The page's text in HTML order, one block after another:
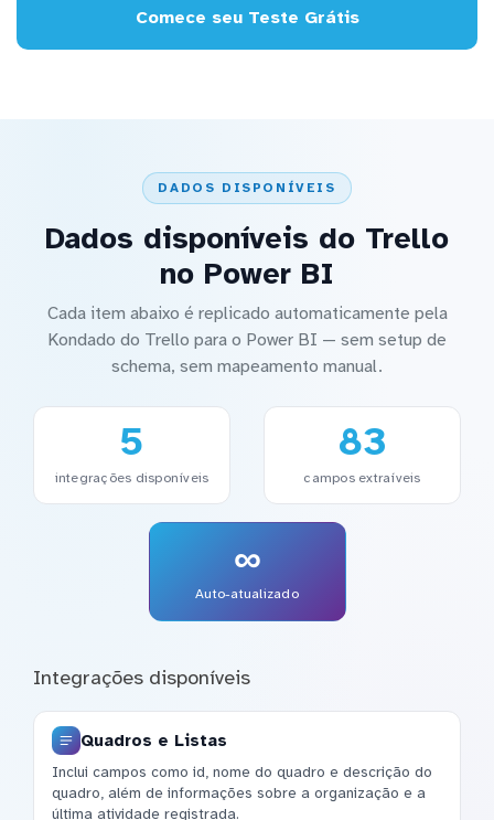
Comece seu Teste Grátis
DADOS DISPONÍVEIS
Dados disponíveis do Trello
no Power BI
Cada item abaixo é replicado automaticamente pela
Kondado do Trello para o Power BI — sem setup de
schema, sem mapeamento manual.
5
integrações disponíveis
83
campos extraíveis
∞
Auto-atualizado
Integrações disponíveis
Quadros e Listas
Inclui campos como id, nome do quadro e descrição do
quadro, além de informações sobre a organização e a
última atividade registrada.